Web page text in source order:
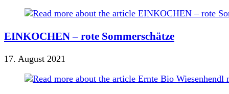
EINKOCHEN – rote Sommerschätze
17. August 2021